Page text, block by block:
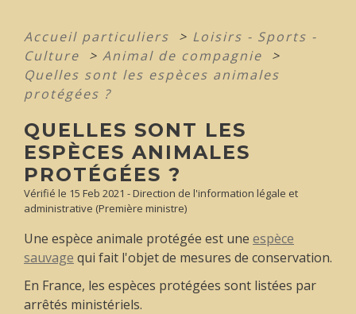
Accueil particuliers > Loisirs - Sports -
Culture
> Animal de compagnie
>
Quelles sont les espèces animales
protégées ?
QUELLES SONT LES
ESPÈCES ANIMALES
PROTÉGÉES ?
Vérifié le 15 Feb 2021 - Direction de l'information légale et
administrative (Première ministre)
Une espèce animale protégée est une espèce
sauvage qui fait l'objet de mesures de conservation.
En France, les espèces protégées sont listées par
arrêtés ministériels.